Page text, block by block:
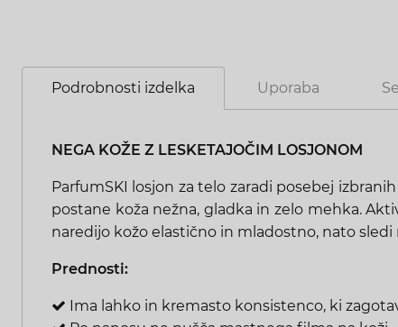
Podrobnosti izdelka Uporaba
NEGA KOŽE Z LESKETAJOČIM LOSJONOM
ParfumSKI losjon za telo zaradi posebej
postane koža nežna, gladka in zelo mehka.
naredijo kožo elastično in mladostno, nato
Prednosti:
Ima lahko in kremasto konsistenco, ki